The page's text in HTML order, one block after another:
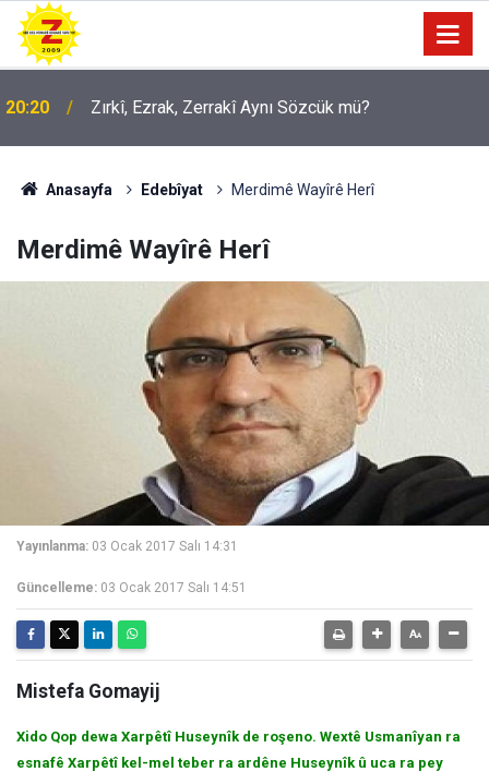
20:20 Zırkî, Ezrak, Zerrakî Aynı Sözcük mü?
09:56 Ji Zilma Partîzanan Nimûneyeka Piçûk
Anasayfa Edebîyat Merdimê Wayîrê Herî
Merdimê Wayîrê Herî
Yayınlanma: 03 Ocak 2017 Salı 14:31
Güncelleme: 03 Ocak 2017 Salı 14:51
Mistefa Gomayij
Xido Qop dewa Xarpêtî Huseynîk de roşeno. Wextê Usmanîyan ra
esnafê Xarpêtî kel-mel teber ra ardêne Huseynîk û uca ra pey